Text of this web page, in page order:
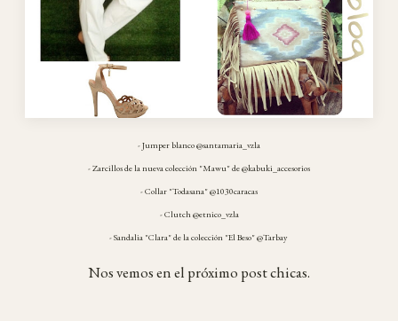
- Jumper blanco @santamaria_vzla
- Zarcillos de la nueva colección "Mawu" de @kabuki_accesorios
- Collar "Todasana" @1030caracas
- Clutch @etnico_vzla
- Sandalia "Clara" de la colección "El Beso" @Tarbay
Nos vemos en el próximo post chicas.